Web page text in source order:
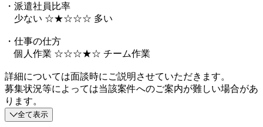
・派遣社員比率
少ない ☆★☆☆☆ 多い
・仕事の仕方
個人作業 ☆☆☆★☆ チーム作業
詳細については面談時にご説明させていただきます。
募集状況等によっては当該案件へのご案内が難しい場合があ
ります。
全て表示